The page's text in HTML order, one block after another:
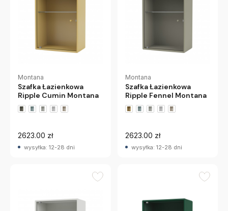
Montana
Szafka Łazienkowa
Ripple Cumin Montana
2623.00 zł
wysyłka: 12-28 dni
Montana
Szafka Łazienkowa
Ripple Fennel Montana
2623.00 zł
wysyłka: 12-28 dni